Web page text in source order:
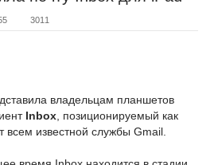
3011
владельцам планшетов
Inbox , позиционируемый как
всем известной службы Gmail.